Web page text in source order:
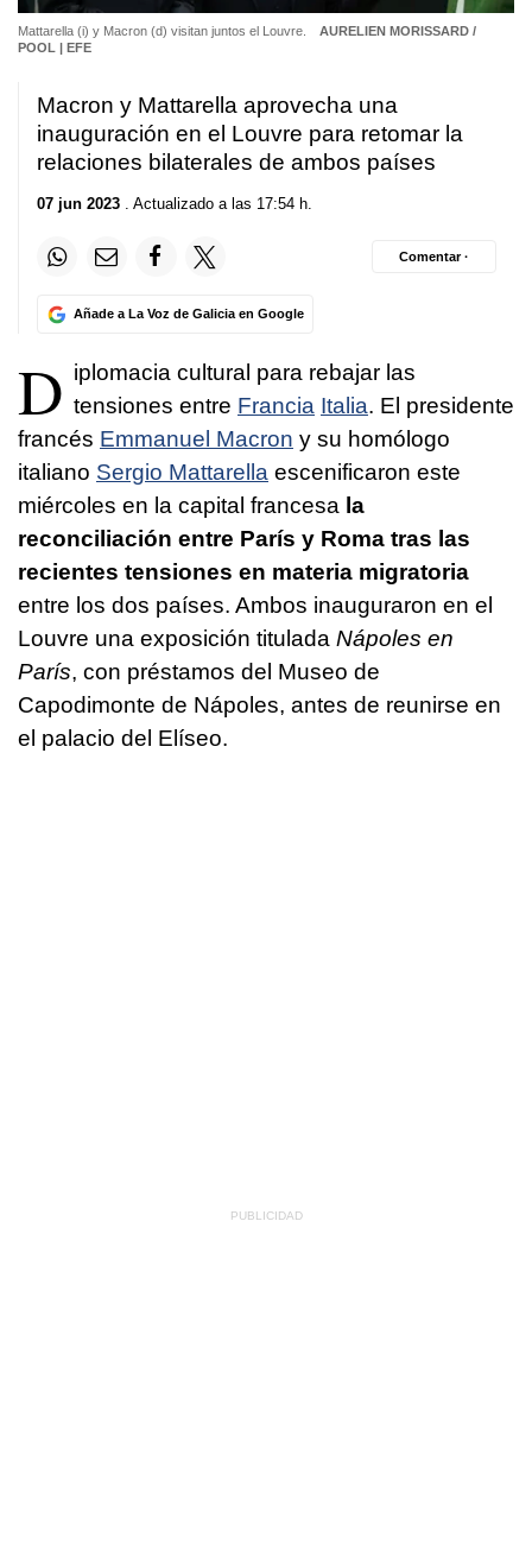
Mattarella (i) y Macron (d) visitan juntos el Louvre.
AURELIEN MORISSARD /
POOL | EFE
Macron y Mattarella aprovecha una
inauguración en el Louvre para retomar la
relaciones bilaterales de ambos países
07 jun 2023 . Actualizado a las 17:54 h.
Añade a La Voz de Galicia en Google
Comentar ·
D iplomacia cultural para rebajar las
tensiones entre Francia Italia. El presidente
francés Emmanuel Macron y su homólogo
italiano Sergio Mattarella escenificaron este
miércoles en la capital francesa la
reconciliación entre París y Roma tras las
recientes tensiones en materia migratoria
entre los dos países. Ambos inauguraron en el
Louvre una exposición titulada Nápoles en
París, con préstamos del Museo de
Capodimonte de Nápoles, antes de reunirse en
el palacio del Elíseo.